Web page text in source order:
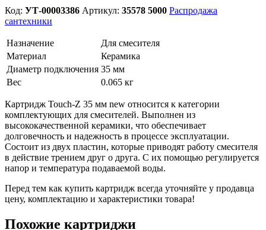
Код: УТ-00003386 Артикул: 35578 5000 Распродажа
сантехники
Назначение
Для смесителя
Материал
Керамика
Диаметр подключения 35 мм
Вес
0.065 кг
Картридж Touch-Z 35 мм new относится к категории
комплектующих для смесителей. Выполнен из
высококачественной керамики, что обеспечивает
долговечность и надежность в процессе эксплуатации.
Состоит из двух пластин, которые приводят работу смесителя
в действие трением друг о друга. С их помощью регулируется
напор и температура подаваемой воды.
Перед тем как купить картридж всегда уточняйте у продавца
цену, комплектацию и характеристики товара!
Похожие картриджи